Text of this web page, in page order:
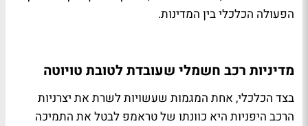
הפעולה הכלכלי בין המדינות.
מדיניות רכב חשמלי שעובדת לטובת טויוטה
בצד הכלכלי, אחת המגמות שעשויות לשרת את יצרניות
הרכב היפניות היא כוונתו של טראמפ לבטל את התמיכה